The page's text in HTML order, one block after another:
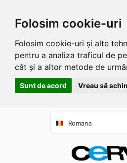
Folosim cookie-uri
Folosim cookie-uri și alte
pentru a analiza traficul de
cât și a altor metode de
Sunt de acord Vreau să
Romana